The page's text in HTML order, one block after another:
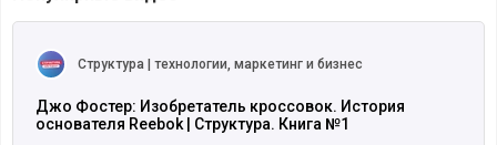
Структура | технологии, маркетинг и бизнес
Джо Фостер: Изобретатель кроссовок. История
основателя Reebok | Структура. Книга №1